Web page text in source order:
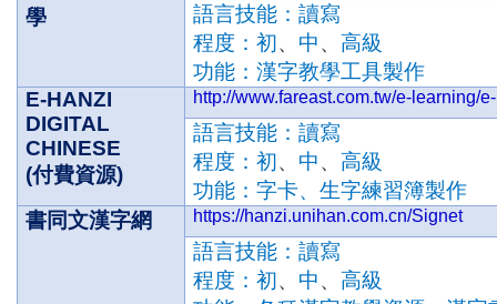
學
語言技能：讀寫
程度：初、 中、高級
功能：漢字教學工具製作
E-HANZI
DIGITAL
CHINESE
(付費資源)
http://www.fareast.com.tw/e-learning/
語言技能：讀寫
程度：初、 中、高級
功能：字卡、生字練習簿製作
書同文漢字網
https://hanzi.unihan.com.cn/Signet
語言技能：讀寫
程度：初、 中、高級